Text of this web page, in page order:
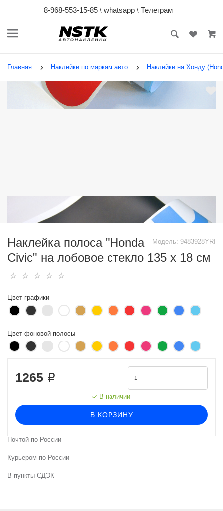
8-968-553-15-85 \ whatsapp\ Телеграм
Главная Наклейки по маркам авто Наклейки на Хонду
Модель: 9483928YRI
Наклейка полоса "Honda
Civic" на лобовое стекло 135 х 18 см
Цвет графики
Цвет фоновой полосы
1265 ₽
В наличии
В КОРЗИНУ
Почтой по России
Курьером по России
В пункты СДЭК